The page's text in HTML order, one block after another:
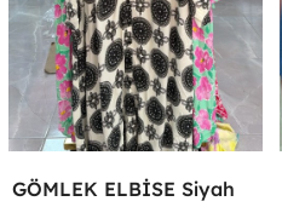
GÖMLEK ELBİSE Siyah